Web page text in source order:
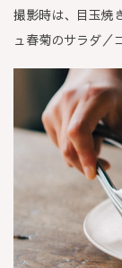
撮影時は、目玉焼
ュ春菊のサラダ／